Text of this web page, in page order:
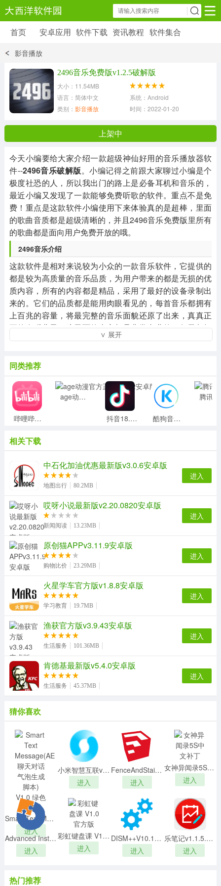
安卓应用 软件下载 资讯教程
6179 款应用
39 款应用
首页 安卓应用 软件下载 资讯教程 软件集合
影音播放
2496音乐免费版v1.2.5破解版
大小：11.54MB
语言：简体中文
系统：Android
类别： 影音播放 时间：2022-01-20 14:08:30
上架中
今天小编要给大家介绍一款超级神仙好用的音乐播放器软
件--2496音乐破解版。小编记得之前跟大家聊过小编是个
极度社恐的人，所以我出门的路上是必备耳机和音乐的，
最近小编又发现了一款能够免费听歌的软件。重点不是免
费！重点是这款软件小编使用下来体验真的是超棒，里面
的歌曲音质都是超级清晰的，并且2496音乐免费版里所有
的歌曲都是面向用户免费开放的哦。
2496音乐介绍
这款软件是相对来说较为小众的一款音乐软件，它提供的
都是较为高质量的音乐品质，为用户带来的都是无损的优
质内容，所有的内容都是精品，采用了最好的设备录制出
来的。它们的品质都是能用肉眼看见的，每首音乐都拥有
上百兆的容量，将最完整的音乐面貌还原了出来，真真正
正的在听曲子。这里面的内容都是非常专业的，每天都拥
有专业的好评文章会推荐出来，不断的更新，为用户们输
件，这里带来的是该版本的破解版，它将里面所有需要付
费才能解锁的内容解锁了出来，玩家们可以免费享受到私
人专属的服务，非常的方便人性化。软件的界面绘制的也
非常的好看，稳重、大气，以黑色为主要色调，看上去也
会非常的有感觉，非常推荐的一款音乐软件，需要的朋友
软件特色
1、无损音频在线收听，大家用最合适的机器设备转录黑胶
唱片。
2、每首歌曲的容积超出100兆，最完全的复原歌曲的原
状。
3、网速慢，播放视频卡屏不会不便。
软件亮点
1、高品质的线上曲库內容。
2、软件推荐每日专业乐评文章内容。
3、强烈推荐专业乐评和黑胶唱片。
软件优势
1、24bit 96khz最高码率流媒体服务。
∨ 展开
同类推荐
哔哩哔哩视频 6.50.0
age动漫官方正版v1.0.2安卓版
抖音18.5.0 18.5.0 酷狗音乐概念版 2.4.21
相关下载
中石化加油优惠最新版v3.0.6安卓版
地图出行 80.2MB
进入
哎呀小说最新版v2.20.0820安卓版
新闻阅读 13.23MB
进入
原创猫APPv3.11.9安卓版
购物比价 23.29MB
进入
火星学车官方版v1.8.8安卓版
学习教育 19.7MB
进入
渔获官方版v3.9.43安卓版
生活服务 101.36MB
进入
肯德基最新版v5.4.0安卓版
生活服务 45.37MB
进入
猜你喜欢
Smart Text Message(AE聊天对话气泡生成脚本) V1.0 绿色免费版
进入
小米智慧互联v1.1.0.453官方版
进入
FenceAndStairs(栏杆楼梯插件) V1.0 汉化版
进入
女神异闻录5S中文补丁
进入
Advanced Installer19中文破解版 V19.9 最新免费版
进入
彩虹键盘课 V1.0 官方版
进入
DISM++V10.1最新官方版
进入
乐笔记v1.1.5.1官方版
进入
热门推荐